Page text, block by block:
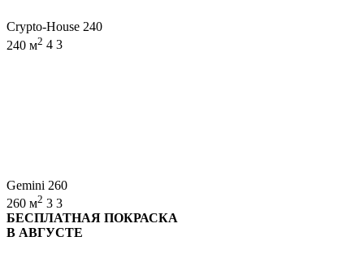
Crypto-House 240
240 м2 4 3
Gemini 260
260 м2 3 3
БЕСПЛАТНАЯ ПОКРАСКА
В АВГУСТЕ